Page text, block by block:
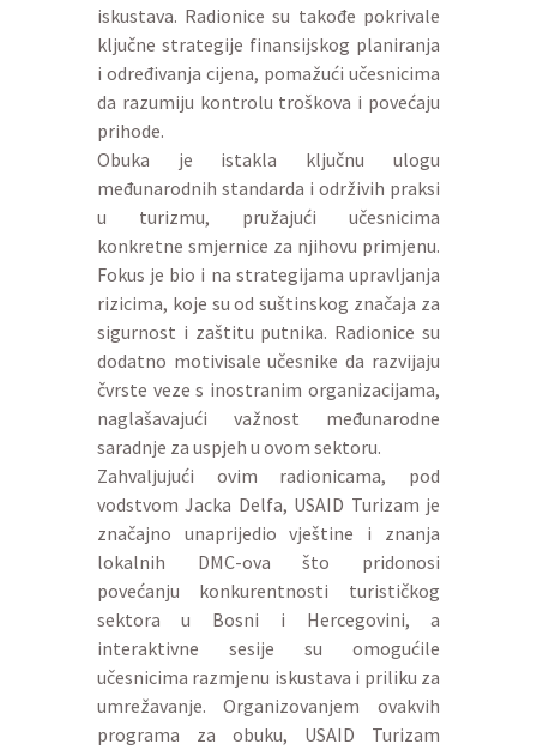
iskustava. Radionice su takođe pokrivale
ključne strategije finansijskog planiranja
i određivanja cijena, pomažući učesnicima
da razumiju kontrolu troškova i povećaju
prihode.
Obuka je istakla ključnu ulogu
međunarodnih standarda i održivih praksi
u turizmu, pružajući učesnicima
konkretne smjernice za njihovu primjenu.
Fokus je bio i na strategijama upravljanja
rizicima, koje su od suštinskog značaja za
sigurnost i zaštitu putnika. Radionice su
dodatno motivisale učesnike da razvijaju
čvrste veze s inostranim organizacijama,
naglašavajući važnost međunarodne
saradnje za uspjeh u ovom sektoru.
Zahvaljujući ovim radionicama, pod
vodstvom Jacka Delfa, USAID Turizam je
značajno unaprijedio vještine i znanja
lokalnih DMC-ova što pridonosi
povećanju konkurentnosti turističkog
sektora u Bosni i Hercegovini, a
interaktivne sesije su omogućile
učesnicima razmjenu iskustava i priliku za
umrežavanje. Organizovanjem ovakvih
programa za obuku, USAID Turizam